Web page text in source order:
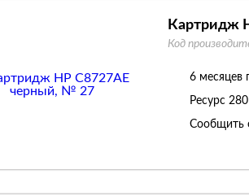
Картридж
Код
6 месяцев
Ресурс
Сообщить